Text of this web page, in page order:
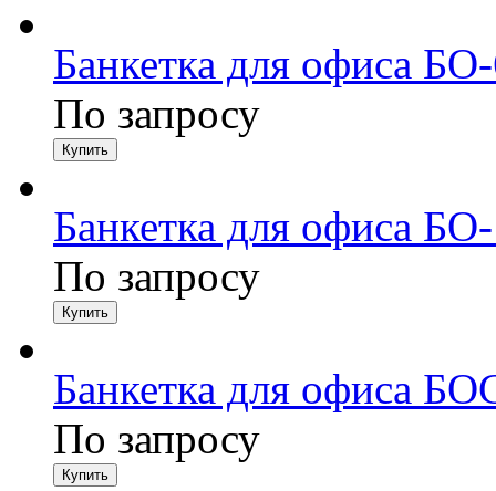
Банкетка для офиса
По запросу
Банкетка для офиса
По запросу
Банкетка для офиса
По запросу